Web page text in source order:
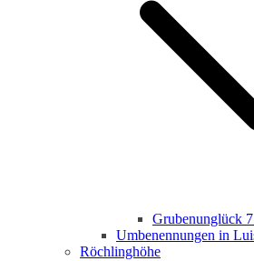
Grubenunglück
Umbenennungen in
Röchlinghöhe